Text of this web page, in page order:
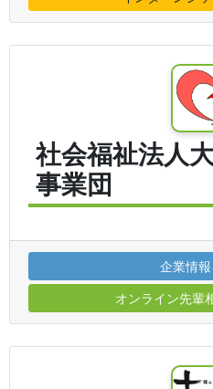
社会福祉法人
事業団
企業情
オンライン先輩